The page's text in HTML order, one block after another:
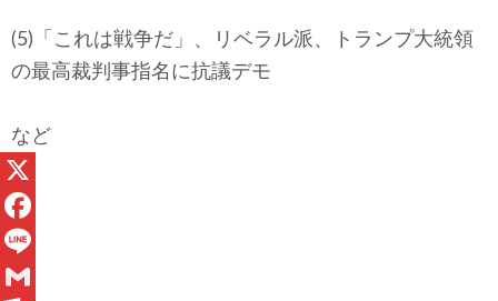
東アジア
(5)「これは戦争だ」、リベラル派、トランプ大統領
の最高裁判事指名に抗議デモ
など
X
F
aL